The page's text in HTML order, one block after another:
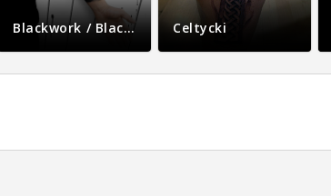
Blackwork / Blackout Celtycki